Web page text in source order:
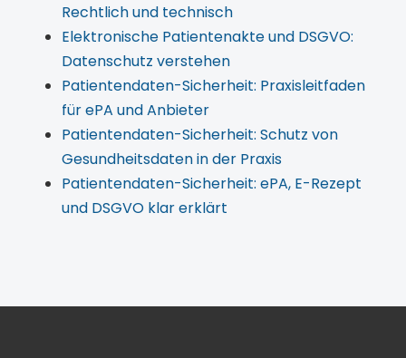
Rechtlich und technisch
Elektronische Patientenakte und DSGVO:
Datenschutz verstehen
Patientendaten-Sicherheit: Praxisleitfaden
für ePA und Anbieter
Patientendaten-Sicherheit: Schutz von
Gesundheitsdaten in der Praxis
Patientendaten-Sicherheit: ePA, E-Rezept
und DSGVO klar erklärt